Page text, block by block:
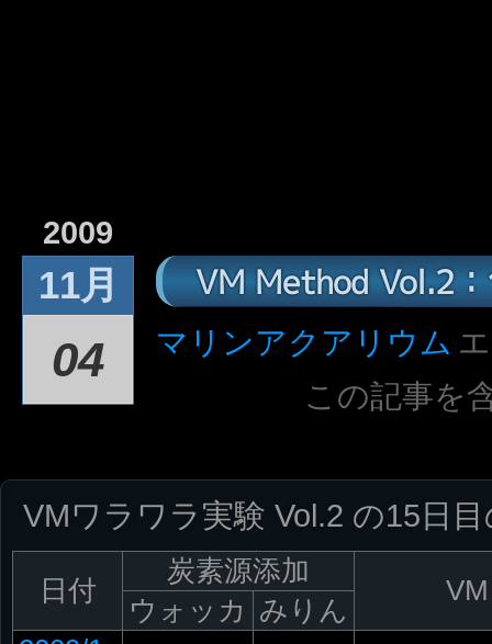
2009
11月
04
VM Method Vol.2
マリンアクアリウム
この記事を
VMワラワラ実験 Vol.2 の15日
日付
炭素源添加
ウォッカ みりん